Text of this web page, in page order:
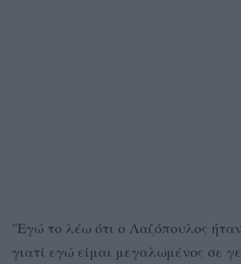
"Εγώ το λέω ότι ο Λαζόπουλος
γιατί εγώ είμαι μεγαλωμένος σε